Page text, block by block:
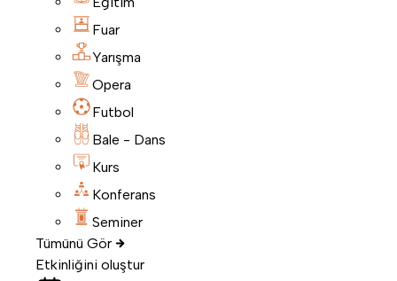
Fuar
Yarışma
Opera
Futbol
Bale - Dans
Kurs
Konferans
Seminer
Tümünü Gör
Etkinliğini oluştur